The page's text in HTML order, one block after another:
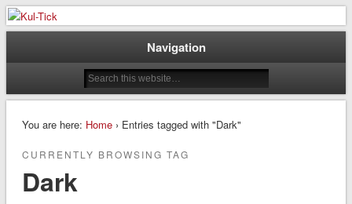
Kul-Tick
Der Kultur – / & Psychologie Blog
Navigation
You are here: Home› Entries tagged with "Dark"
CURRENTLY BROWSING TAG
Dark